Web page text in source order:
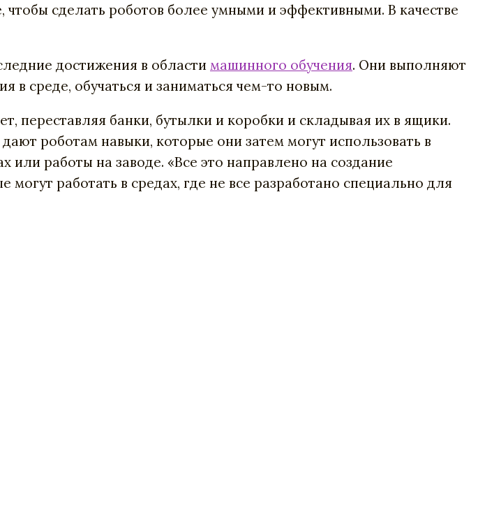
сделать роботов более умными и эффективными. В качестве
достижения в области машинного обучения. Они выполняют
в среде, обучаться и заниматься чем-то новым.
переставляя банки, бутылки и коробки и складывая их в ящики.
роботам навыки, которые они затем могут использовать в
работы на заводе. «Все это направлено на создание
работать в средах, где не все разработано специально для